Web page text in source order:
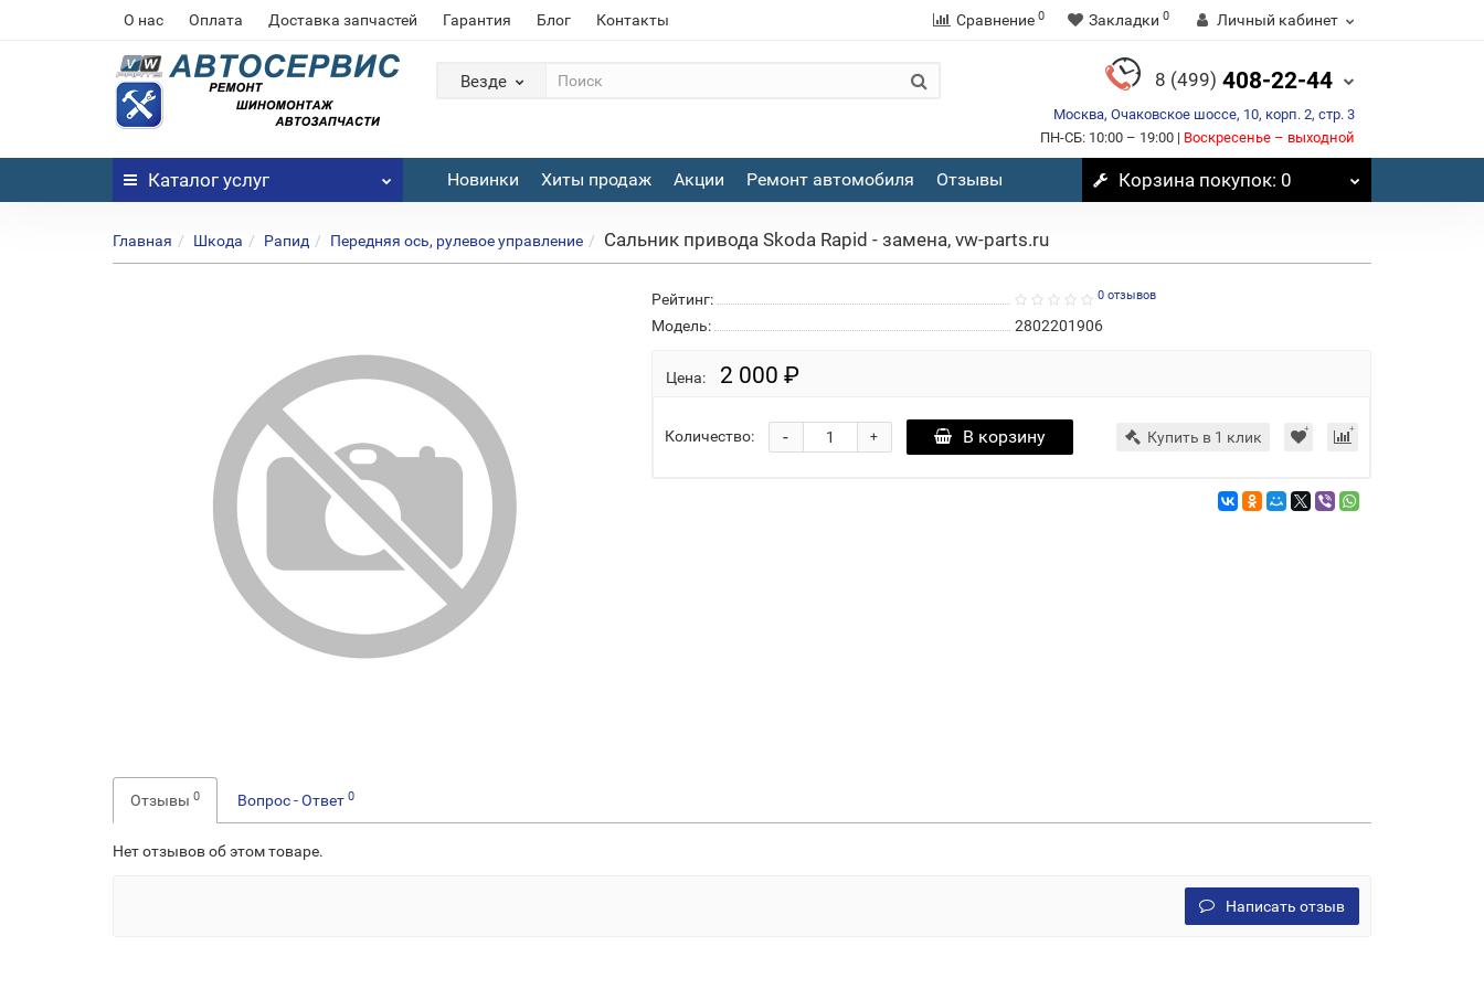
О нас Оплата Доставка запчастей Гарантия Блог Контакты Сравнение 0 Закладки 0 Личный кабинет
Везде 8 (499) 408-22-44
Москва, Очаковское шоссе, 10, корп. 2, стр. 3
ПН-СБ: 10:00 – 19:00 | Воскресенье – выходной
Каталог услуг Новинки Хиты продаж Акции Ремонт автомобиля Отзывы Корзинапокупок: 0
Главная Шкода Рапид Передняя ось, рулевое управление Сальник привода Skoda Rapid - замена, vw-parts.ru
Рейтинг: 0 отзывов
Модель: 2802201906
Цена: 2 000 ₽
Количество: +
- В корзину Купить в 1 клик
Отзывы 0 Вопрос - Ответ 0
Нет отзывов об этом товаре.
Написать отзыв